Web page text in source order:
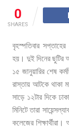
0
SHARES
বৃহস্পতিবার সপ্তাহের
হয়। দুই দিনের ছুটির
১৫ জানুয়ারির শেষ
রাস্তায় আটকে থাকা
সাড়ে ১২টার দিকে ঢাকা
মিনিটে তারা সায়েন্সল্যাব
কলেজের শিক্ষার্থীরা।